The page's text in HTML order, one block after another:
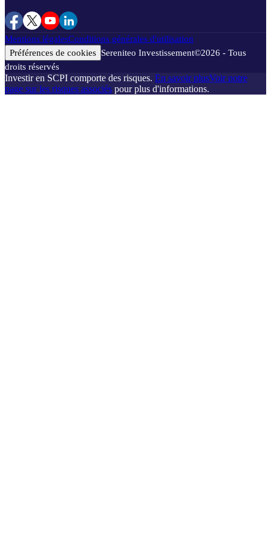
Mentions légalesConditions générales d'utilisation
Préférences de cookies Sereniteo Investissement©2026 - Tous
droits réservés
Investir en SCPI comporte des risques. En savoir plusVoir notre
page sur les risques associés pour plus d'informations.